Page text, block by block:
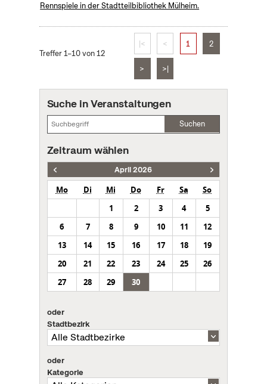
Rennspiele in der Stadtteilbibliothek Mülheim.
Treffer 1–10 von 12
|< < 1 2
> >|
Suche in Veranstaltungen
Suchen
Zeitraum wählen
April 2026
Mo Di Mi Do Fr Sa
So
1
2 3 4
5
6
7 8 9 10 11
12
13
14 15 16 17 18
19
20
21 22 23 24 25
26
27
28 29 30
oder
Stadtbezirk
oder
Kategorie